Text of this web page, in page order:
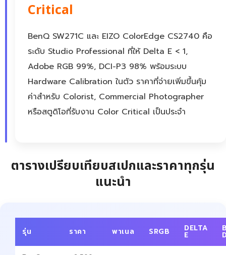
Critical
BenQ SW271C และ EIZO ColorEdge CS2740 คือ
ระดับ Studio Professional ที่ให้ Delta E < 1,
Adobe RGB 99%, DCI-P3 98% พร้อมระบบ
Hardware Calibration ในตัว ราคาที่จ่ายเพิ่มขึ้นคุ้ม
ค่าสำหรับ Colorist, Commercial Photographer
หรือสตูดิโอที่รับงาน Color Critical เป็นประจำ
ตารางเปรียบเทียบสเปกและราคาทุกรุ่น
แนะนำ
รุ่น ราคา พาเนล SRGB DELTA
E